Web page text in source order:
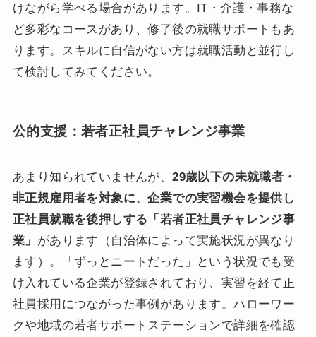
けながら学べる場合があります。IT・介護・事務な
ど多彩なコースがあり、修了後の就職サポートもあ
ります。スキルに自信がない方は就職活動と並行し
て検討してみてください。
公的支援：若者正社員チャレンジ事業
あまり知られていませんが、29歳以下の未就職者・
非正規雇用者を対象に、企業での実習機会を提供し
正社員就職を後押しする「若者正社員チャレンジ事
業」 があります（自治体によって実施状況が異なり
ます）。「ずっとニートだった」という状況でも受
け入れている企業が登録されており、実習を経て正
社員採用につながった事例があります。ハローワー
クや地域の若者サポートステーションで詳細を確認